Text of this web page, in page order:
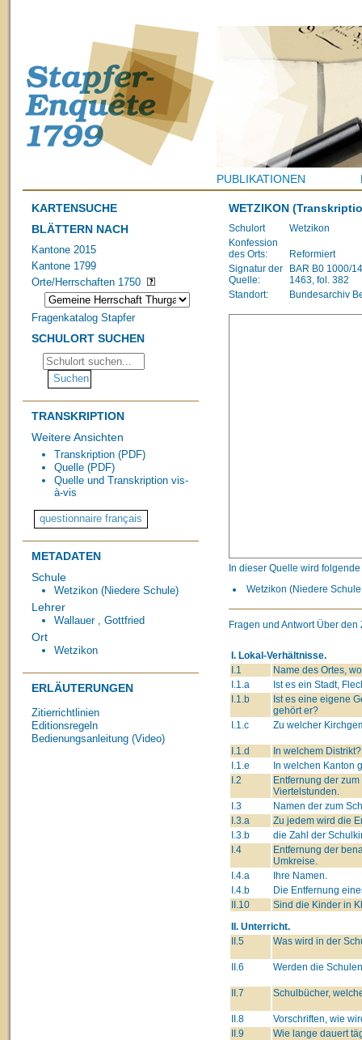
PUBLIKATIONEN
KARTENSUCHE
BLÄTTERN NACH
Kantone 2015
Kantone 1799
Orte/Herrschaften 1750
Fragenkatalog Stapfer
SCHULORT SUCHEN
TRANSKRIPTION
Weitere Ansichten
Transkription (PDF)
Quelle (PDF)
Quelle und Transkription vis-
à-vis
METADATEN
Schule
Wetzikon (Niedere Schule)
Lehrer
Wallauer , Gottfried
Ort
Wetzikon
ERLÄUTERUNGEN
Zitierrichtlinien
Editionsregeln
Bedienungsanleitung (Video)
WETZIKON
Schulort
Wetzikon
Konfession
des Orts:
Reformiert
Signatur der
Quelle:
BAR B0 1000/
1463, fol. 382
Standort:
Bundesarchiv
In dieser Quelle wird
Wetzikon (Niedere
Fragen und Antwort Über
I. Lokal-Verhältnisse.
I.1
Name des Ortes,
I.1.a
Ist es ein Stadt,
I.1.b
Ist es eine eigene
gehört er?
I.1.c
Zu welcher
I.1.d
In welchem Distrikt?
I.1.e
In welchen Kanton
I.2
Entfernung der
Viertelstunden.
I.3
Namen der zum
I.3.a
Zu jedem wird die
I.3.b
die Zahl der
I.4
Entfernung der
Umkreise.
I.4.a
Ihre Namen.
I.4.b
Die Entfernung
II.10
Sind die Kinder in
II. Unterricht.
II.5
Was wird in der
II.6 Werden die
II.7 Schulbücher,
II.8
Vorschriften, wie
II.9
Wie lange dauert